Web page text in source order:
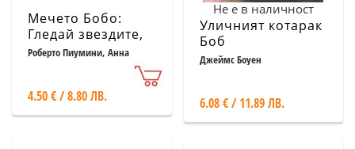
Мечето Бобо:
Гледай звездите,
Бобо!
Роберто Пиумини, Анна
4.50 € / 8.80 ЛВ.
Не е в наличност
Уличният котарак
Боб
Джеймс Боуен
6.08 € / 11.89 ЛВ.